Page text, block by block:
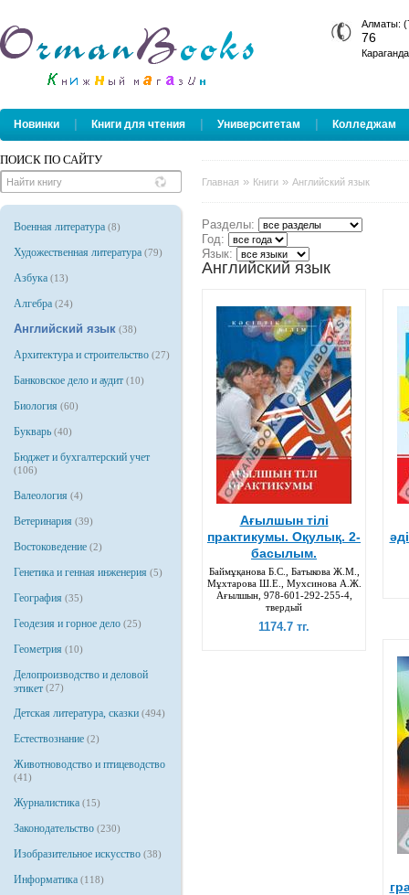
Алматы:
76
Новинки Книги для чтения Университетам Колледжам
ПОИСК ПО САЙТУ
Военная литература (8)
Художественная литература (79)
Азбука (13)
Алгебра (24)
Английский язык (38)
Архитектура и строительство (27)
Банковское дело и аудит (10)
Биология (60)
Букварь (40)
Бюджет и бухгалтерский учет
(106)
Валеология (4)
Ветеринария (39)
Востоковедение (2)
Генетика и генная инженерия (5)
География (35)
Геодезия и горное дело (25)
Геометрия (10)
Делопроизводство и деловой
этикет (27)
Детская литература, сказки (494)
Естествознание (2)
Животноводство и птицеводство
(41)
Журналистика (15)
Законодательство (230)
Изобразительное искусство (38)
Информатика (118)
Главная » Книги » Английский язык
Разделы:
Год:
Язык:
Английский язык
Ағылшын тілі
практикумы. Оқулық. 2-
басылым.
Баймұқанова Б.С., Батыкова Ж.М.,
Мұхтарова Ш.Е., Мухсинова А.Ж.
Ағылшын, 978-601-292-255-4,
твердый
1174.7 тг.